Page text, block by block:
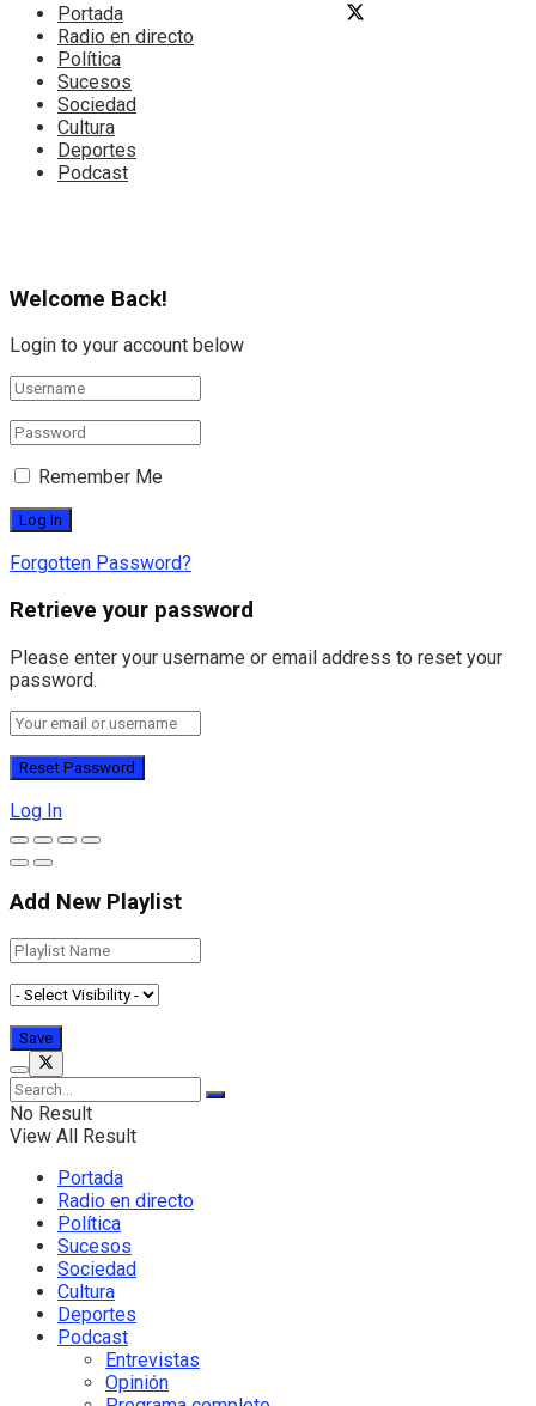
Portada
Radio en directo
Política
Sucesos
Sociedad
Cultura
Deportes
Podcast
Welcome Back!
Login to your account below
Remember Me
Forgotten Password?
Retrieve your password
Please enter your username or email address to reset your
password.
Log In
Add New Playlist
No Result
View All Result
Portada
Radio en directo
Política
Sucesos
Sociedad
Cultura
Deportes
Podcast
Entrevistas
Opinión